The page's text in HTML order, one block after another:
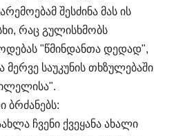
შესძინა მას ის
რაც გულისხმობს
"წმინდანთა დედად",
საუკუნის თხზულებაში
ბრძანებს:
ჩვენი ქვეყანა ახალი